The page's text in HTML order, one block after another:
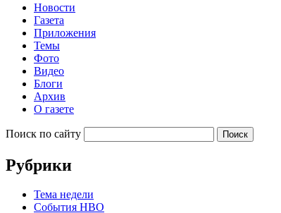
Новости
Газета
Приложения
Темы
Фото
Видео
Блоги
Архив
О газете
Поиск по сайту
Рубрики
Тема недели
События НВО